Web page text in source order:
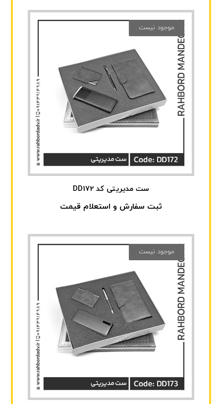
ست مدیریتی کد DD172
ثبت سفارش و استعلام قیمت
موجود نیست
موجود نیست